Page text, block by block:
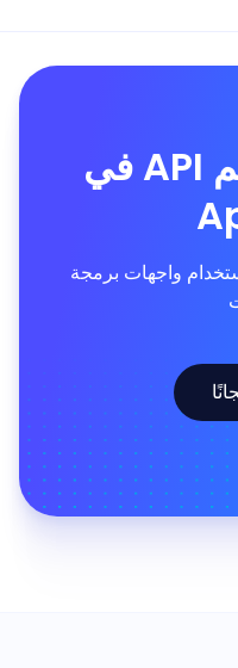
ممارسة تصميم API في
واجهات برمجة